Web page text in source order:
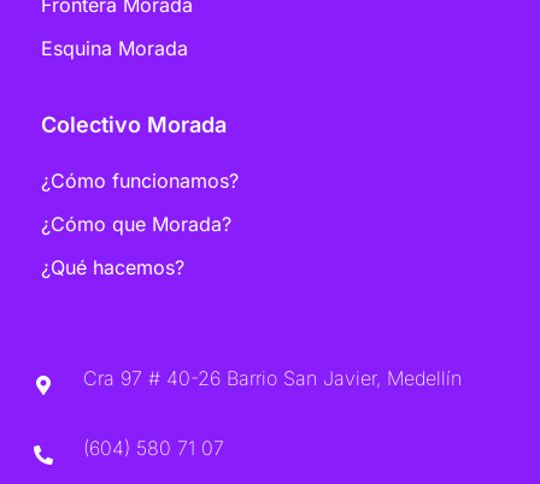
Frontera Morada
Esquina Morada
Colectivo Morada
¿Cómo funcionamos?
¿Cómo que Morada?
¿Qué hacemos?
Cra 97 # 40-26 Barrio San Javier, Medellín
(604) 580 71 07